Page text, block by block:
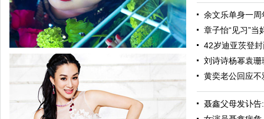
余文乐单身一
章子怡“见习”当
42岁迪亚茨登
刘诗诗杨幂袁
黄奕老公回应
聂鑫父母发讣